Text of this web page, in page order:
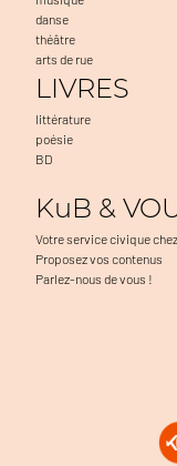
danse
théâtre
arts de rue
LIVRES
littérature
poésie
BD
KuB &
Votre service civique
Proposez vos contenus
Parlez-nous de vous !